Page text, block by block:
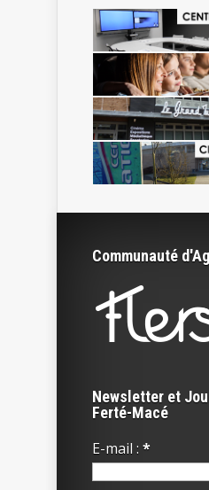
Communauté
Newsletter et
Ferté-Macé
E-mail : *